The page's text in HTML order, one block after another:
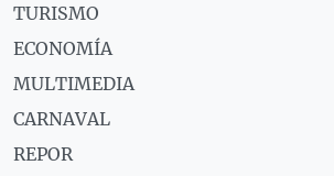
TURISMO
ECONOMÍA
MULTIMEDIA
CARNAVAL
REPOR